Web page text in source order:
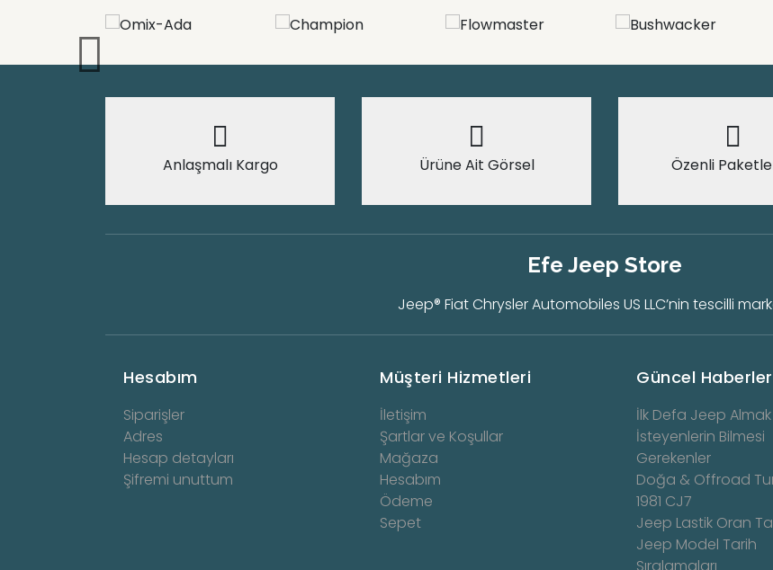
Anlaşmalı Kargo Ürüne Ait Görsel Özenli
Efe Jeep Store
Jeep® Fiat Chrysler Automobiles US LLC’nin tescilli
Hesabım
Siparişler
Adres
Hesap detayları
Şifremi unuttum
Müşteri Hizmetleri
İletişim
Şartlar ve Koşullar
Mağaza
Hesabım
Ödeme
Sepet
Güncel Haberler
İlk Defa Jeep Almak
İsteyenlerin Bilmesi
Gerekenler
Doğa & Offroad
1981 CJ7
Jeep Lastik Oran
Jeep Model Tarih
Sıralamaları